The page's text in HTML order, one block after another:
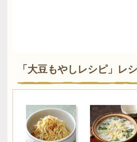
「大豆もやしレシピ」レ